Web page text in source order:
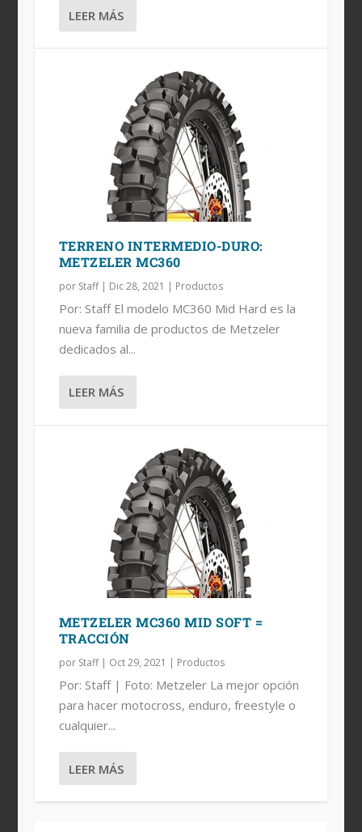
LEER MÁS
TERRENO INTERMEDIO-DURO:
METZELER MC360
por Staff| Dic 28, 2021 | Productos
Por: Staff El modelo MC360 Mid Hard es la
nueva familia de productos de Metzeler
dedicados al...
LEER MÁS
METZELER MC360 MID SOFT =
TRACCIÓN
por Staff| Oct 29, 2021 | Productos
Por: Staff | Foto: Metzeler La mejor opción
para hacer motocross, enduro, freestyle o
cualquier...
LEER MÁS